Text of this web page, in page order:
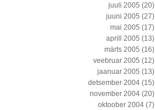
juuli 2005 (20)
juuni 2005 (27)
mai 2005 (17)
aprill 2005 (13)
märts 2005 (16)
veebruar 2005 (12)
jaanuar 2005 (13)
detsember 2004 (15)
november 2004 (20)
oktoober 2004 (7)